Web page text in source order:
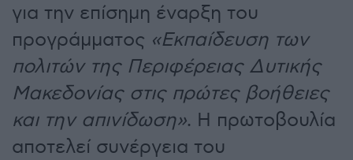
για την επίσημη έναρξη του
προγράμματος «Εκπαίδευση των
πολιτών της Περιφέρειας Δυτικής
Μακεδονίας στις πρώτες βοήθειες
και την απινίδωση». Η πρωτοβουλία
αποτελεί συνέργεια του